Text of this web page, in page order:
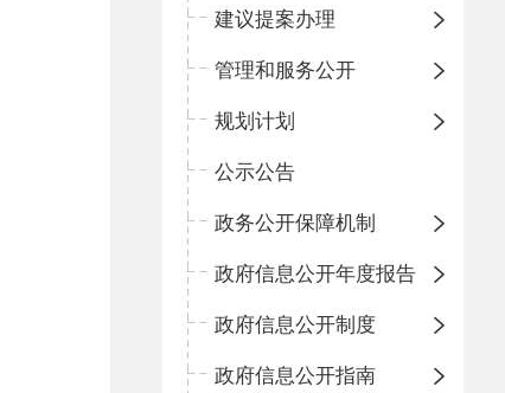
建议提案办理
管理和服务公开
规划计划
公示公告
政务公开保障机制
政府信息公开年度报告
政府信息公开制度
政府信息公开指南